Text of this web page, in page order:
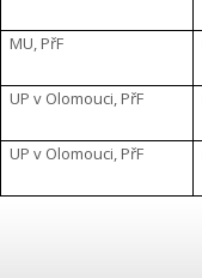
MU, PřF
UP v Olomouci, PřF
UP v Olomouci, PřF